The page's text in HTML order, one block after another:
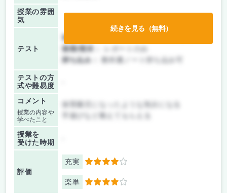
授業の雰囲
気
テスト
前期/中間：
後期/期末：
持ち込み：
教科書ノート持ち込み可
テストの方
式や難易度
コメント
授業の内容や
学べたこと
手遊びなど教えてもらえる
授業を
受けた時期
評価
充実 4
楽単 4
続きを見る（無料）